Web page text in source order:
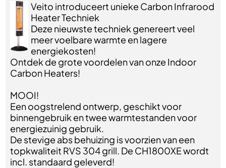
Veito introduceert unieke Carbon Infrarood
Heater Techniek
Deze nieuwste techniek genereert veel
meer voelbare warmte en lagere
energiekosten!
Ontdek de grote voordelen van onze Indoor
Carbon Heaters!
MOOI!
Een oogstrelend ontwerp, geschikt voor
binnengebruik en twee warmtestanden voor
energiezuinig gebruik.
De stevige abs behuizing is voorzien van een
topkwaliteit RVS 304 grill. De CH1800XE wordt
incl. standaard geleverd!